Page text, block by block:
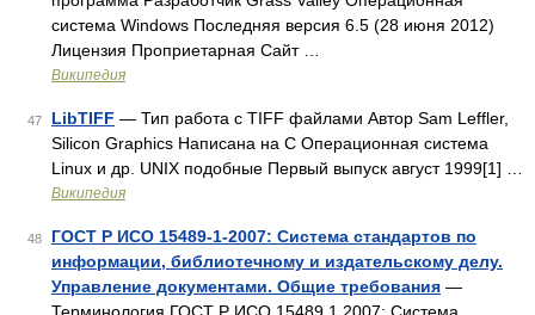
система Windows Последняя версия 6.5 (28 июня 2012)
Лицензия Проприетарная Сайт …
Википедия
47 LibTIFF — Тип работа с TIFF файлами Автор Sam Leffler,
Silicon Graphics Написана на C Операционная система
Linux и др. UNIX подобные Первый выпуск август 1999[1] …
Википедия
48
ГОСТ Р ИСО 15489-1-2007: Система стандартов по
информации, библиотечному и издательскому делу.
Управление документами. Общие требования —